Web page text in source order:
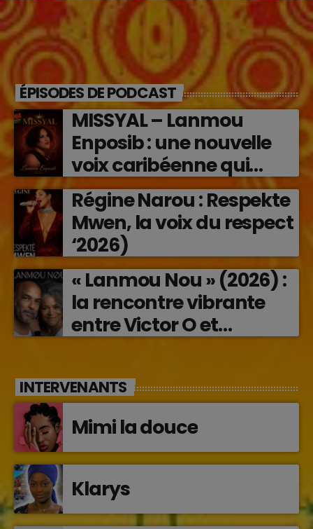
ÉPISODES DE PODCAST
MISSYAL – Lanmou
Enposib : une nouvelle
voix caribéenne qui
transforme les émotions
en musique (2026)
Régine Narou : Respekte
Mwen, la voix du respect
‘2026)
« Lanmou Nou » (2026) :
la rencontre vibrante
entre Victor O et
INTERVENANTS
Mimi la douce
Klarys